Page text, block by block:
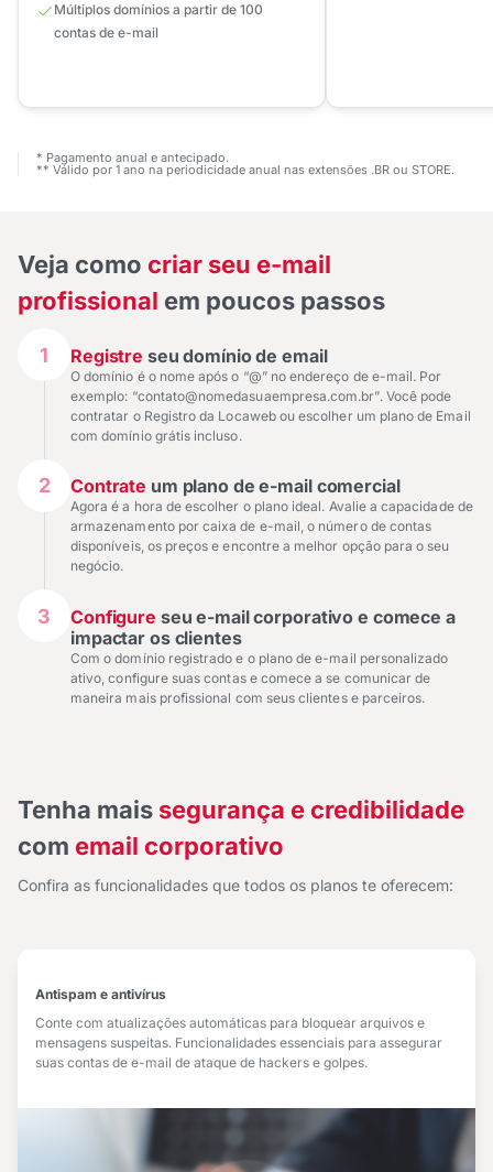
Múltiplos domínios a partir de 100
contas de e-mail
* Pagamento anual e antecipado.
** Válido por 1 ano na periodicidade anual nas extensões .BR ou STORE.
Veja como criar seu e-mail
profissional em poucos passos
1 Registre seu domínio de email
O domínio é o nome após o “@” no endereço de e-mail. Por
exemplo: “contato@nomedasuaempresa.com.br”. Você pode
contratar o Registro da Locaweb ou escolher um plano de Email
com domínio grátis incluso.
2 Contrate um plano de e-mail comercial
Agora é a hora de escolher o plano ideal. Avalie a capacidade de
armazenamento por caixa de e-mail, o número de contas
disponíveis, os preços e encontre a melhor opção para o seu
negócio.
3 Configure seu e-mail corporativo e comece a
impactar os clientes
Com o domínio registrado e o plano de e-mail personalizado
ativo, configure suas contas e comece a se comunicar de
maneira mais profissional com seus clientes e parceiros.
Tenha mais segurança e credibilidade
com email corporativo
Confira as funcionalidades que todos os planos te oferecem:
Antispam e antivírus
Conte com atualizações automáticas para bloquear arquivos e
mensagens suspeitas. Funcionalidades essenciais para assegurar
suas contas de e-mail de ataque de hackers e golpes.